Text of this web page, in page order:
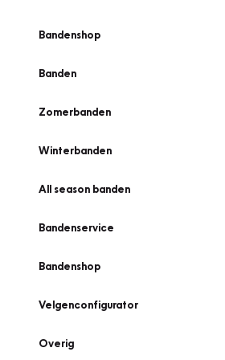
Bandenshop
Banden
Zomerbanden
Winterbanden
All season banden
Bandenservice
Bandenshop
Velgenconfigurator
Overig